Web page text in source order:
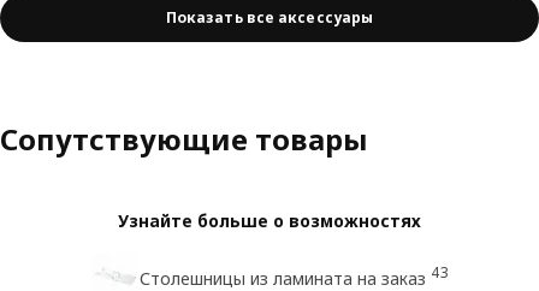
Показать все аксессуары
Сопутствующие товары
Узнайте больше о возможностях
Столешницы из ламината на заказ 43